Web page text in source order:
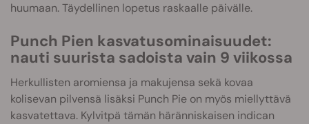
huumaan. Täydellinen lopetus raskaalle päivälle.
Punch Pien kasvatusominaisuudet:
nauti suurista sadoista vain 9 viikossa
Herkullisten aromiensa ja makujensa sekä kovaa
kolisevan pilvensä lisäksi Punch Pie on myös miellyttävä
kasvatettava. Kylvitpä tämän häränniskaisen indican